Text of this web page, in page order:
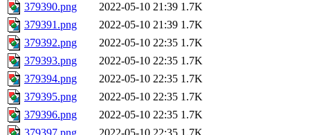
379390.png
2022-05-10 21:39 1.7K
379391.png
2022-05-10 21:39 1.7K
379392.png
2022-05-10 22:35 1.7K
379393.png
2022-05-10 22:35 1.7K
379394.png
2022-05-10 22:35 1.7K
379395.png
2022-05-10 22:35 1.7K
379396.png
2022-05-10 22:35 1.7K